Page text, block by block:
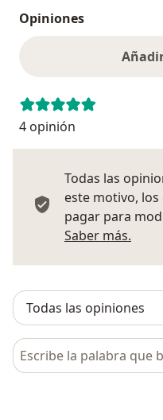
Opiniones
4 opinión
Todas las
este motivo,
pagar para
Saber más.
Busca en opiniones